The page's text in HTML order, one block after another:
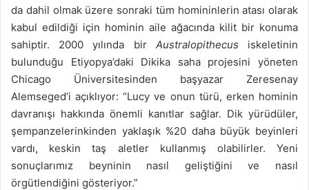
da dahil olmak üzere sonraki tüm homininlerin atası olarak
kabul edildiği için hominin aile ağacında kilit bir konuma
sahiptir. 2000 yılında bir Australopithecus iskeletinin
bulunduğu Etiyopya’daki Dikika saha projesini yöneten
Chicago Üniversitesinden başyazar Zeresenay
Alemseged’i açıklıyor: “Lucy ve onun türü, erken hominin
davranışı hakkında önemli kanıtlar sağlar. Dik yürüdüler,
şempanzelerinkinden yaklaşık %20 daha büyük beyinleri
vardı, keskin taş aletler kullanmış olabilirler. Yeni
sonuçlarımız beyninin nasıl geliştiğini ve nasıl
örgütlendiğini gösteriyor.”